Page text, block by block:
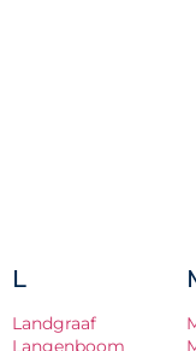
L
Landgraaf
Langenboom